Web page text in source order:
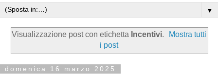
▼
Visualizzazione post con etichetta Incentivi.
Mostra tutti
i post
domenica 16 marzo 2025